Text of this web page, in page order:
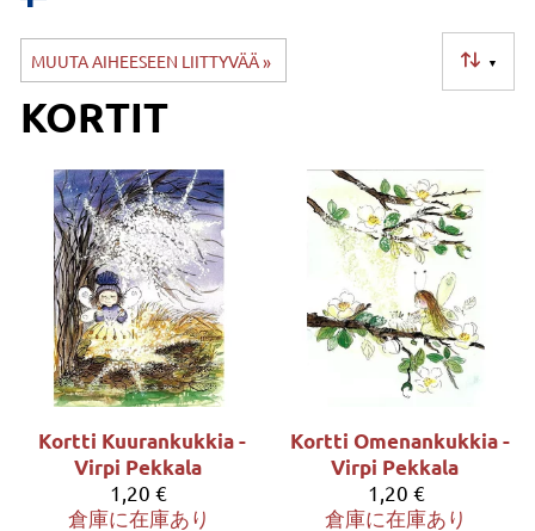
MUUTA AIHEESEEN LIITTYVÄÄ‪» ▼
KORTIT
Kortti Kuurankukkia -
Virpi Pekkala
1,20 €
倉庫に在庫あり
Kortti Omenankukkia -
Virpi Pekkala
1,20 €
倉庫に在庫あり